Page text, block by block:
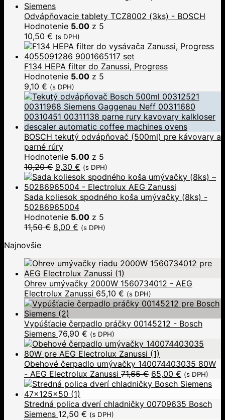
Odvápňovacie tablety TCZ8002 (3ks) - BOSCH
Hodnotenie 5.00 z 5
10,50 € (s DPH)
F134 HEPA filter do Zanussi, Progress
Hodnotenie 5.00 z 5
9,10 € (s DPH)
BOSCH tekutý odvápňovač (500ml) pre kávovary a
parné rúry
Hodnotenie 5.00 z 5
10,20€ 9,30 € (s DPH)
Sada koliesok spodného koša umývačky (8ks) -
50286965004
Hodnotenie 5.00 z 5
11,50€ 8,00 € (s DPH)
Najnovšie
Ohrev umývačky 2000W 1560734012 - AEG
Electrolux Zanussi 65,10 € (s DPH)
Vypúšťacie čerpadlo práčky 00145212 - Bosch
Siemens 76,90 € (s DPH)
Obehové čerpadlo umývačky 140074403035 80W
- AEG Electrolux Zanussi 71,65€ 65,00 € (s DPH)
Stredná polica dverí chladničky 00709635 Bosch
Siemens 12,50 € (s DPH)